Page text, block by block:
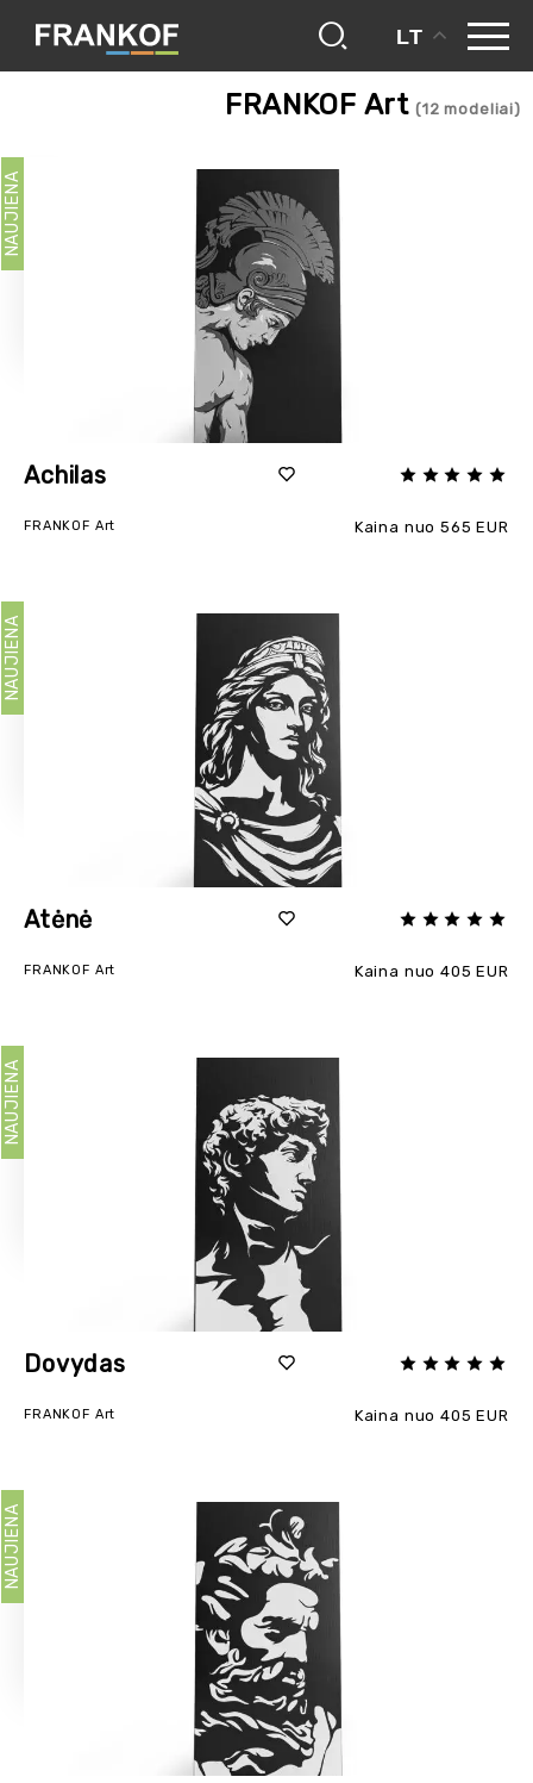
LT
minkšti baldai
FRANKOF Art (12 modeliai)
Achilas
FRANKOF Art Kaina nuo 565 EUR
NAUJIENA
Atėnė
FRANKOF Art Kaina nuo 405 EUR
NAUJIENA
Dovydas
FRANKOF Art Kaina nuo 405 EUR
NAUJIENA
NAUJIENA